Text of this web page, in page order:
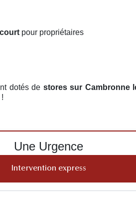
pour propriétaires
dotés de stores sur Cambronne
Une Urgence
Intervention express